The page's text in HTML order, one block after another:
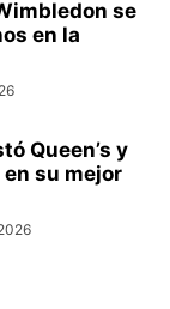
se
en la
Queen’s y
su mejor